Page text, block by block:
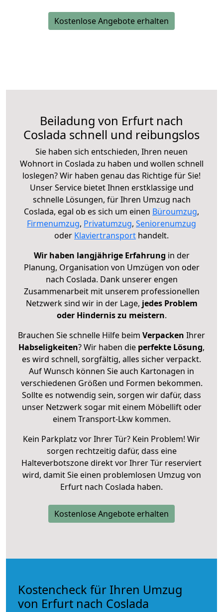
Kostenlose Angebote erhalten
Beiladung von Erfurt nach
Coslada schnell und reibungslos
Sie haben sich entschieden, Ihren neuen
Wohnort in Coslada zu haben und wollen schnell
loslegen? Wir haben genau das Richtige für Sie!
Unser Service bietet Ihnen erstklassige und
schnelle Lösungen, für Ihren Umzug nach
Coslada, egal ob es sich um einen Büroumzug,
Firmenumzug, Privatumzug, Seniorenumzug
oder Klaviertransport handelt.
Wir haben langjährige Erfahrung in der
Planung, Organisation von Umzügen von oder
nach Coslada. Dank unserer engen
Zusammenarbeit mit unserem professionellen
Netzwerk sind wir in der Lage, jedes Problem
oder Hindernis zu meistern.
Brauchen Sie schnelle Hilfe beim Verpacken Ihrer
Habseligkeiten? Wir haben die perfekte Lösung,
es wird schnell, sorgfältig, alles sicher verpackt.
Auf Wunsch können Sie auch Kartonagen in
verschiedenen Größen und Formen bekommen.
Sollte es notwendig sein, sorgen wir dafür, dass
unser Netzwerk sogar mit einem Möbellift oder
einem Transport-Lkw kommen.
Kein Parkplatz vor Ihrer Tür? Kein Problem! Wir
sorgen rechtzeitig dafür, dass eine
Halteverbotszone direkt vor Ihrer Tür reserviert
wird, damit Sie einen problemlosen Umzug von
Erfurt nach Coslada haben.
Kostenlose Angebote erhalten
Kostencheck für Ihren Umzug
von Erfurt nach Coslada